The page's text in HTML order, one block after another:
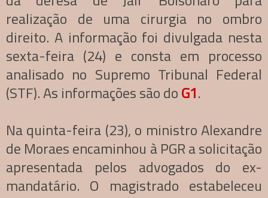
realização de uma cirurgia no ombro
direito. A informação foi divulgada nesta
sexta-feira (24) e consta em processo
analisado no Supremo Tribunal Federal
(STF). As informações são doG1.
Na quinta-feira (23), o ministro Alexandre
de Moraes encaminhou à PGR a solicitação
apresentada pelos advogados do ex-
mandatário. O magistrado estabeleceu